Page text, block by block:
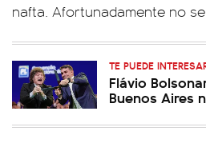
nafta. Afortunadamente no
TE PUEDE
Flávio
Buenos Aires